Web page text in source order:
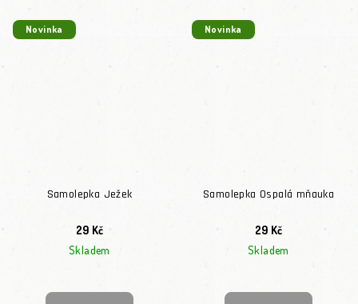
Novinka
Samolepka Ježek
29 Kč
Skladem
Novinka
Samolepka Ospalá mňauka
29 Kč
Skladem